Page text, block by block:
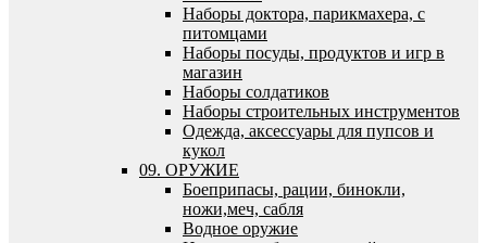
Наборы доктора, парикмахера, с
питомцами
Наборы посуды, продуктов и игр в
магазин
Наборы солдатиков
Наборы строительных инструментов
Одежда, аксессуары для пупсов и
кукол
09. ОРУЖИЕ
Боеприпасы, рации, бинокли,
ножи,меч, сабля
Водное оружие